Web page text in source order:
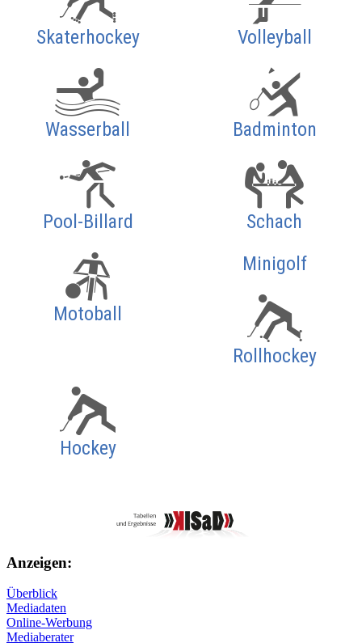
Skaterhockey Volleyball
Wasserball Badminton
Pool-Billard Schach
Motoball
Minigolf
Rollhockey
Hockey
Anzeigen:
Überblick
Mediadaten
Online-Werbung
Mediaberater